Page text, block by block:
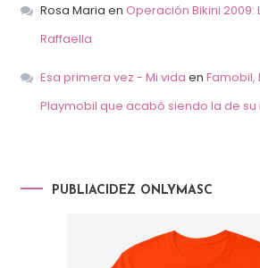
Rosa Maria en Operación Bikini 2009:
Raffaella
Esa primera vez - Mi vida en
Playmobil que acabó siendo la de su
PUBLIACIDEZ ONLYMASC